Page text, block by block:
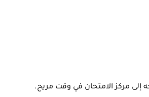
إلى مركزالامتحان في وقت مريح.